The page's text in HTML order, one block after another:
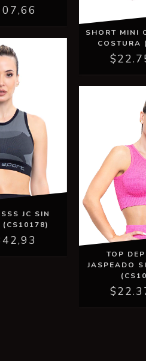
SHORT MINI
COSTURA
JC SIN
(CS10178)
TOP
JASPEADO